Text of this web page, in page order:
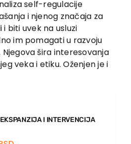
self-regulacije
i njenog značaja za
biti uvek na usluzi
im pomagati u razvoju
šira interesovanja
veka i etiku. Oženjen je i
I INTERVENCIJA